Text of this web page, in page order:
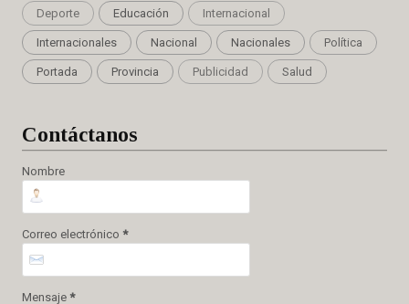
Deporte Educación Internacional
Internacionales Nacional Nacionales Política
Portada Provincia Publicidad Salud
Contáctanos
Nombre
Correo electrónico *
Mensaje *